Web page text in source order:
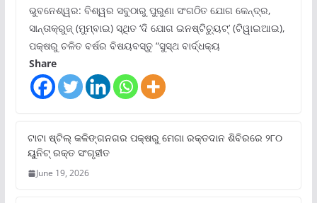
ଭୁବନେଶ୍ୱର: ବିଶ୍ୱର ସବୁଠାରୁ ପୁରୁଣା ସଂଗଠିତ ଯୋଗ କେନ୍ଦ୍ର,
ସାନ୍ତାକ୍ରୁଜ୍ (ମୁମ୍ବାଇ) ସ୍ଥିତ ‘ଦି ଯୋଗ ଇନଷ୍ଟିଚ୍ୟୁଟ୍‌’ (ଟିୱାଇଆଇ),
ପକ୍ଷରୁ ଚଳିତ ବର୍ଷର ବିଷୟବସ୍ତୁ “ସୁସ୍ଥ ବାର୍ଦ୍ଧକ୍ୟ
Share
ଟାଟା ଷ୍ଟିଲ୍‌ କଳିଙ୍ଗନଗର ପକ୍ଷରୁ ମେଗା ରକ୍ତଦାନ ଶିବିରରେ ୨୮୦
ୟୁନିଟ୍‌ ରକ୍ତ ସଂଗୃହୀତ
June 19, 2026